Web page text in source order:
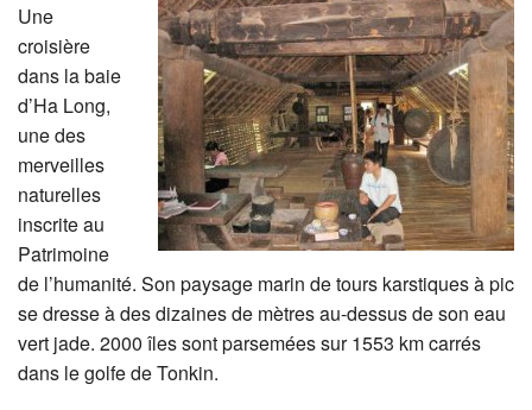
Une
croisière
dans la baie
d’Ha Long,
une des
merveilles
naturelles
inscrite au
Patrimoine
de l’humanité. Son paysage marin de tours karstiques à pic
se dresse à des dizaines de mètres au-dessus de son eau
vert jade. 2000 îles sont parsemées sur 1553 km carrés
dans le golfe de Tonkin.